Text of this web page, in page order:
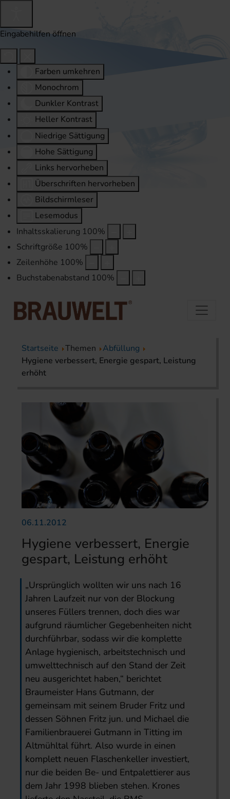
Eingabehilfen öffnen
Farben umkehren
Monochrom
Dunkler Kontrast
Heller Kontrast
Niedrige Sättigung
Hohe Sättigung
Links hervorheben
Überschriften hervorheben
Bildschirmleser
Lesemodus
Inhaltsskalierung 100%
Schriftgröße 100%
Zeilenhöhe 100%
Buchstabenabstand 100%
Startseite Themen
Abfüllung
Hygiene verbessert, Energie gespart, Leistung
erhöht
06.11.2012
Hygiene verbessert, Energie
gespart, Leistung erhöht
„Ursprünglich wollten wir uns nach 16
Jahren Laufzeit nur von der Blockung
unseres Füllers trennen, doch dies war
aufgrund räumlicher Gegebenheiten nicht
durchführbar, sodass wir die komplette
Anlage hygienisch, arbeitstechnisch und
umwelttechnisch auf den Stand der Zeit
neu ausgerichtet haben,“ berichtet
Braumeister Hans Gutmann, der
gemeinsam mit seinem Bruder Fritz und
dessen Söhnen Fritz jun. und Michael die
Familienbrauerei Gutmann in Titting im
Altmühltal führt. Also wurde in einen
komplett neuen Flaschenkeller investiert,
nur die beiden Be- und Entpalettierer aus
dem Jahr 1998 blieben stehen. Krones